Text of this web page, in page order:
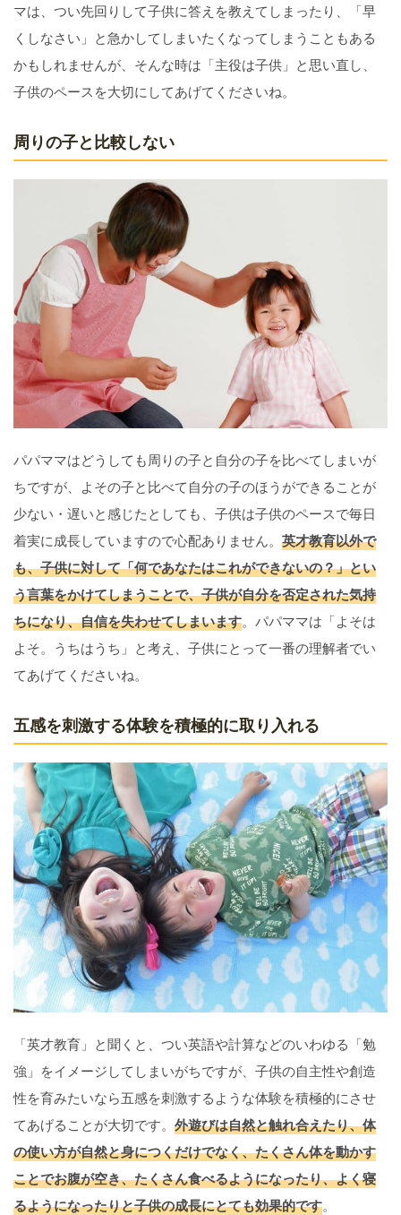
マは、つい先回りして子供に答えを教えてしまったり、「早
くしなさい」と急かしてしまいたくなってしまうこともある
かもしれませんが、そんな時は「主役は子供」と思い直し、
子供のペースを大切にしてあげてくださいね。
周りの子と比較しない
パパママはどうしても周りの子と自分の子を比べてしまいが
ちですが、よその子と比べて自分の子のほうができることが
少ない・遅いと感じたとしても、子供は子供のペースで毎日
着実に成長していますので心配ありません。 英才教育以外で
も、子供に対して「何であなたはこれができないの？」とい
う言葉をかけてしまうことで、子供が自分を否定された気持
ちになり、自信を失わせてしまいます。パパママは「よそは
よそ。うちはうち」と考え、子供にとって一番の理解者でい
てあげてくださいね。
五感を刺激する体験を積極的に取り入れる
「英才教育」と聞くと、つい英語や計算などのいわゆる「勉
強」をイメージしてしまいがちですが、子供の自主性や創造
性を育みたいなら五感を刺激するような体験を積極的にさせ
てあげることが大切です。 外遊びは自然と触れ合えたり、体
の使い方が自然と身につくだけでなく、たくさん体を動かす
ことでお腹が空き、たくさん食べるようになったり、よく寝
るようになったりと子供の成長にとても効果的です。